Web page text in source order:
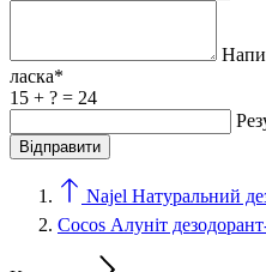
ласка*
15 + ? = 24
Najel Натуральний
Cocos Алуніт